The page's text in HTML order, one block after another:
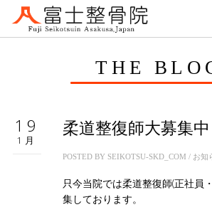
THE
19
1月
柔道整復師大募集中
POSTED BY SEIKOTSU-SKD_COM / お知
只今当院では柔道整復師(正社員
集しております。